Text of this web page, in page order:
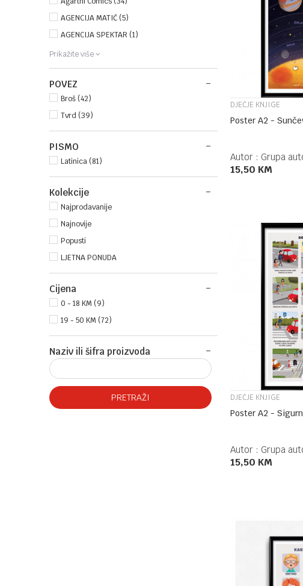
AGENCIJA MATIĆ (5)
AGENCIJA SPEKTAR (1)
Prikažite više
POVEZ
Broš (42)
Tvrd (39)
PISMO
Latinica (81)
Kolekcije
Najprodavanije
Najnovije
Popusti
LJETNA PONUDA
Cijena
0 - 18 KM (9)
19 - 50 KM (72)
Naziv ili šifra proizvoda
PRETRAŽI
DJEČJE KNJIGE
Poster A2 -
Autor : Grupa
15,50 KM
DJEČJE KNJIGE
Poster A2 -
Autor : Grupa
15,50 KM